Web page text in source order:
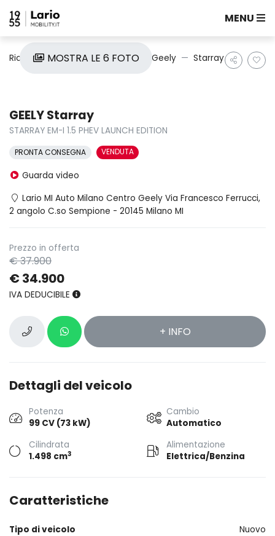
MENU
Ricerca auto Nuove e Km0 Geely Starray
MOSTRA LE 6 FOTO
GEELY Starray
STARRAY EM-I 1.5 PHEV LAUNCH EDITION
PRONTA CONSEGNA VENDUTA
Guarda video
Lario MI Auto Milano Centro Geely Via Francesco Ferrucci,
2 angolo C.so Sempione - 20145 Milano MI
Prezzo in offerta
€ 37.900
€ 34.900
IVA DEDUCIBILE
+ INFO
Dettagli del veicolo
Potenza
99 CV (73 kW)
Cambio
Automatico
Cilindrata
1.498 cm3
Alimentazione
Elettrica/Benzina
Caratteristiche
Tipo di veicolo
Nuovo